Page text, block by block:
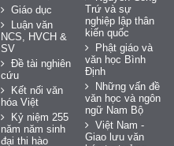
Giáo dục
Luận văn
NCS, HVCH &
SV
Đề tài nghiên
cứu
Kết nối văn
hóa Việt
Kỷ niệm 255
năm năm sinh
đại thi hào
Trứ và sự
nghiệp lập thân
kiến quốc
Phật giáo và
văn học Bình
Định
Những vấn đề
văn học và ngôn
ngữ Nam Bộ
Việt Nam -
Giao lưu văn